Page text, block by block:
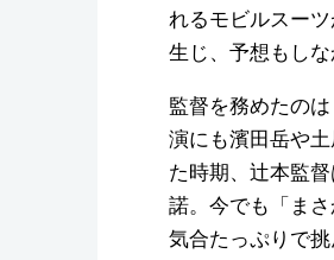
れるモビルスー
生じ、予想もし
監督を務めたの
演にも濱田岳や
た時期、辻本監
諾。今でも「ま
気合たっぷりで挑